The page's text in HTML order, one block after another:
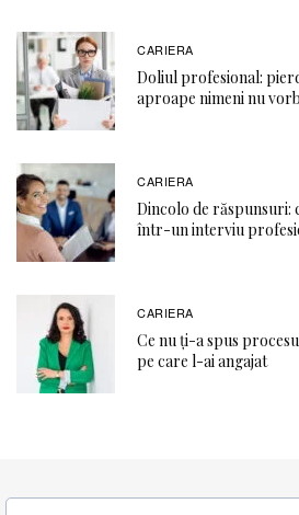
CARIERA
Doliul profesional:
aproape nimeni nu
CARIERA
Dincolo de răspunsuri:
într-un interviu
CARIERA
Ce nu ți-a spus
pe care l-ai angajat